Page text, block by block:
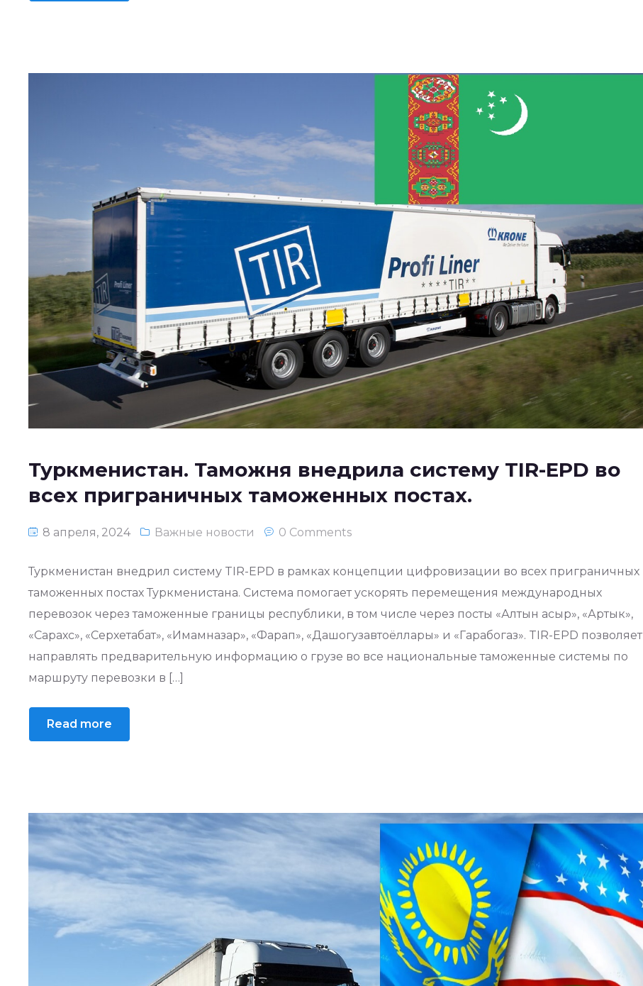
Туркменистан. Таможня внедрила систему TIR-EPD во
всех приграничных таможенных постах.
8 апреля, 2024 Важные новости 0 Comments
Туркменистан внедрил систему TIR-EPD в рамках концепции цифровизации во всех приграничных
таможенных постах Туркменистана. Система помогает ускорять перемещения международных
перевозок через таможенные границы республики, в том числе через посты «Алтын асыр», «Артык»,
«Сарахс», «Серхетабат», «Имамназар», «Фарап», «Дашогузавтоёллары» и «Гарабогаз». TIR-EPD позволяет
направлять предварительную информацию о грузе во все национальные таможенные системы по
маршруту перевозки в […]
Read more